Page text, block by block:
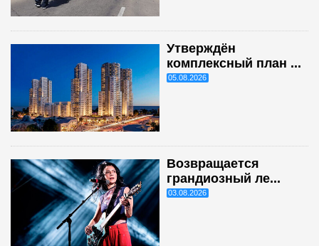
Утверждён
комплексный план ...
05.08.2026
Возвращается
грандиозный ле...
03.08.2026